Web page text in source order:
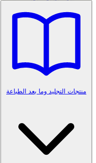
منتجات التجليد وما بعد الطباعة